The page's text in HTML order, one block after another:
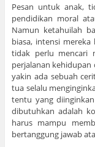
Pesan untuk anak,
pendidikan moral
Namun ketahuilah
biasa, intensi
tidak perlu mencari
perjalanan
yakin ada sebuah
tua selalu
tentu yang
dibutuhkan adalah
harus mampu
bertanggung jawab